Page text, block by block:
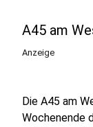
A45 am
Anzeige
Die A45 am
Wochenende